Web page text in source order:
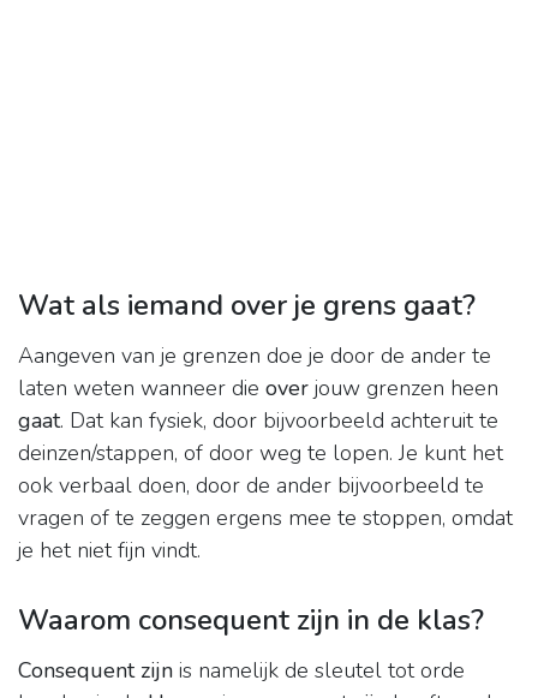
Wat als iemand over je grens gaat?
Aangeven van je grenzen doe je door de ander te
laten weten wanneer die over jouw grenzen heen
gaat. Dat kan fysiek, door bijvoorbeeld achteruit te
deinzen/stappen, of door weg te lopen. Je kunt het
ook verbaal doen, door de ander bijvoorbeeld te
vragen of te zeggen ergens mee te stoppen, omdat
je het niet fijn vindt.
Waarom consequent zijn in de klas?
Consequent zijn is namelijk de sleutel tot orde